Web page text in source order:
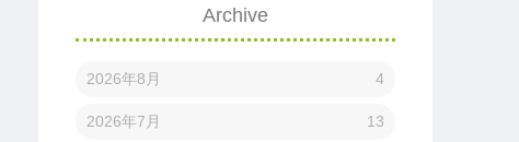
Archive
2026年8月 4
2026年7月 13